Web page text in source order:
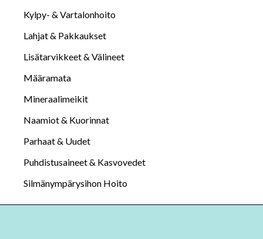
Kylpy- & Vartalonhoito
Lahjat & Pakkaukset
Lisätarvikkeet & Välineet
Määramata
Mineraalimeikit
Naamiot & Kuorinnat
Parhaat & Uudet
Puhdistusaineet & Kasvovedet
Silmänympärysihon Hoito